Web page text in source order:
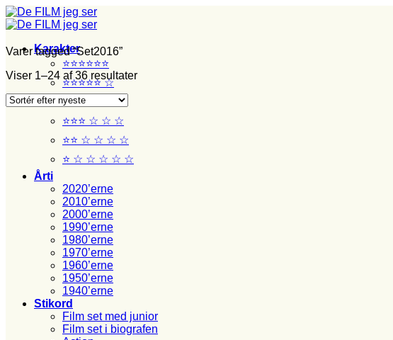
Fortsæt
til
Karakter
⭐⭐⭐⭐⭐⭐
⭐⭐⭐⭐⭐ ☆
⭐⭐⭐⭐ ☆ ☆
⭐⭐⭐ ☆ ☆ ☆
⭐⭐ ☆ ☆ ☆ ☆
⭐ ☆ ☆ ☆ ☆ ☆
Årti
2020’erne
2010’erne
2000’erne
1990’erne
1980’erne
1970’erne
1960’erne
1950’erne
1940’erne
Stikord
Film set med junior
Film set i biografen
Varer tagged “Set2016”
Viser 1–24 af 36 resultaterSorteret